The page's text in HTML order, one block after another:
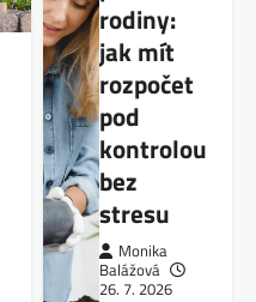
rodiny:
jak mít
rozpočet
pod
kontrolou
bez
stresu
Monika
Balážová
26. 7. 2026